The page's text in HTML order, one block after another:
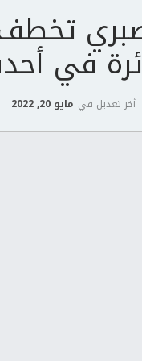
تخطف
في
أخر تعديل في مايو 20, 2022